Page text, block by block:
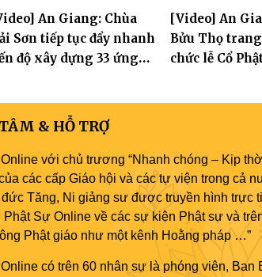
con" lần II
kết công tác
kỳ IX (2022 –
An Giang: Chùa
Sơn tiếp tục đẩy nhanh
độ xây dựng 33 ứng
[Video] An
Bửu Thọ
chức lễ Cổ
& HỖ TRỢ
với chủ trương “Nhanh chóng – Kịp
các cấp Giáo hội và các tự viện trong cả
Tăng, Ni giảng sư được truyền hình trực
Phật Sự Online về các sự kiện Phật sự và
Phật giáo như một kênh Hoằng pháp …”
có trên 60 nhân sự là phóng viên,